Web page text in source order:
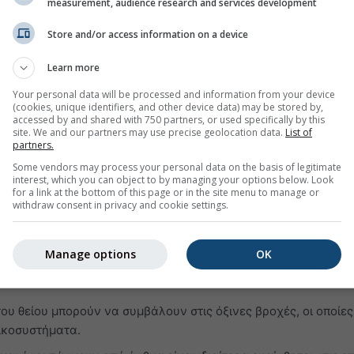
ερεθισμό στον λαιμό
βλάβη των αεραγωγών
όπως άσθμα, εμφύσημα και χρόνια βρογχίτιδα
ασθματικών κρίσεων
σε λοιμώξεις
πνεύμονες ακόμη και όταν τα συμπτώματα έχουν
πνευμονοπάθεια (ΧΑΠ)
ένα αέριο αόρατο με έντονη, δυσάρεστη οσμή. Αντιδρά
ενώσεις, όπως θειικό οξύ, θειώδες οξύ και
μπορεί να βλάψει το αναπνευστικό σύστημα και να
θείου μπορούν να συμβάλουν στις όξινες βροχές, οι
Store and/or access information on a device
Learn more
Your personal data will be processed and information from your device
(cookies, unique identifiers, and other device data) may be stored by,
accessed by and shared with 750 partners, or used specifically by this
site. We and our partners may use precise geolocation data. List of
partners.
Some vendors may process your personal data on the basis of legitimate
interest, which you can object to by managing your options below. Look
for a link at the bottom of this page or in the site menu to manage or
withdraw consent in privacy and cookie settings.
OK
Manage options